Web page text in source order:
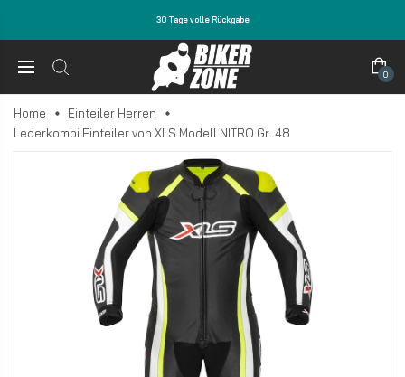
30 Tage volle Rückgabe
0
Home
Einteiler Herren
Lederkombi Einteiler von XLS Modell NITRO Gr. 48